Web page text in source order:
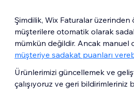
Şimdilik, Wix Faturalar üzerinden
müşterilere otomatik olarak
mümkün değildir. Ancak manuel
müşteriye sadakat puanları
Ürünlerimizi güncellemek ve
çalışıyoruz ve geri bildirimleriniz